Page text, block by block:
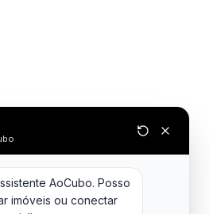
AoCubo. Posso
imóveis ou conectar